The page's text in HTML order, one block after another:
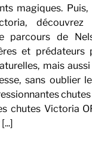
magiques. Puis,
découvrez
parcours de
et prédateurs
mais
sans oublier
chutes Victoria